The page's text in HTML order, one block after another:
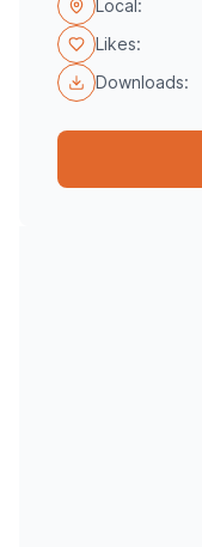
Local:
Likes:
Downloads: